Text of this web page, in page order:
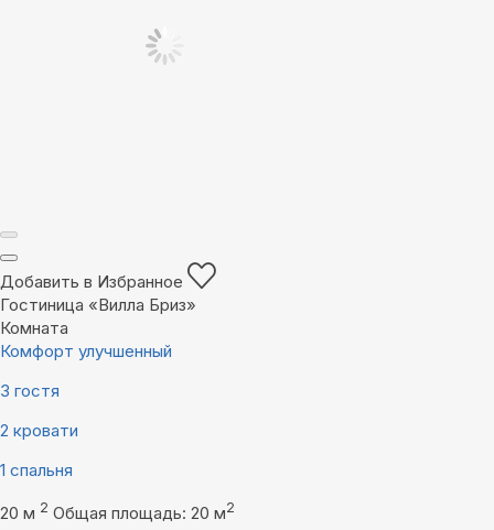
Добавить в Избранное
Гостиница «Вилла Бриз»
Комната
Комфорт улучшенный
3 гостя
2 кровати
1 спальня
20 м 2 Общая площадь: 20 м2